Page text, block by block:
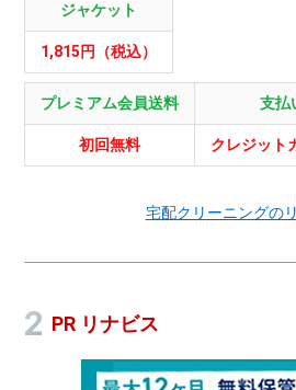
ジャケット
1,815円（税込）
プレミアム会員送料 支払
初回無料 クレジット
宅配クリーニングの
PR リナビス